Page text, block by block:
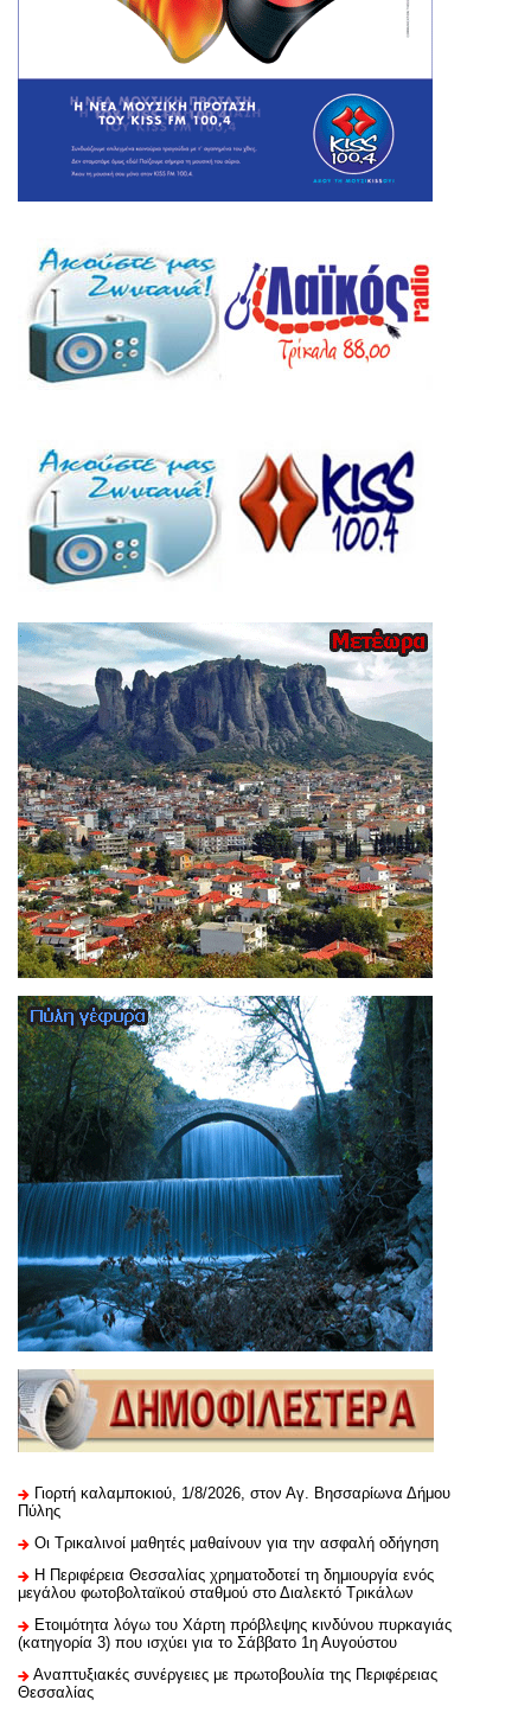
Γιορτή καλαμποκιού, 1/8/2026, στον Αγ. Βησσαρίωνα Δήμου
Πύλης
Οι Τρικαλινοί μαθητές μαθαίνουν για την ασφαλή οδήγηση
H Περιφέρεια Θεσσαλίας χρηματοδοτεί τη δημιουργία ενός
μεγάλου φωτοβολταϊκού σταθμού στο Διαλεκτό Τρικάλων
Ετοιμότητα λόγω του Χάρτη πρόβλεψης κινδύνου πυρκαγιάς
(κατηγορία 3) που ισχύει για το Σάββατο 1η Αυγούστου
Αναπτυξιακές συνέργειες με πρωτοβουλία της Περιφέρειας
Θεσσαλίας